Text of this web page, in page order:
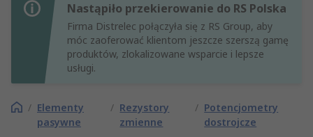
Nastąpiło przekierowanie do RS Polska
Firma Distrelec połączyła się z RS Group, aby
móc zaoferować klientom jeszcze szerszą gamę
produktów, zlokalizowane wsparcie i lepsze
usługi.
/ Elementy
pasywne
/ Rezystory
zmienne
/ Potencjometry
dostrojcze